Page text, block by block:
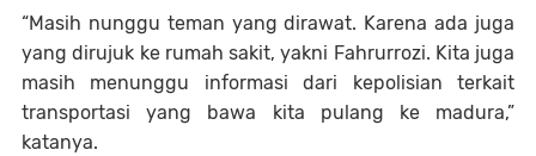
“Masih nunggu teman yang dirawat. Karena ada juga
yang dirujuk ke rumah sakit, yakni Fahrurrozi. Kita juga
masih menunggu informasi dari kepolisian terkait
transportasi yang bawa kita pulang ke madura,”
katanya.